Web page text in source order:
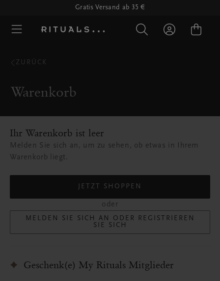
Gratis Versand ab 35 €
ZURÜCK
Warenkorb
Ihr Warenkorb ist leer
Melden Sie sich an, um zu sehen, ob etwas in Ihrem
Warenkorb liegt.
JETZT SHOPPEN
oder
MELDEN SIE SICH AN ODER REGISTRIEREN
SIE SICH
Geschenk(e) My Rituals Mitglieder